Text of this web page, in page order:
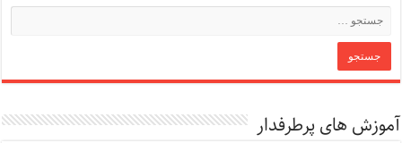
آموزش های پرطرفدار